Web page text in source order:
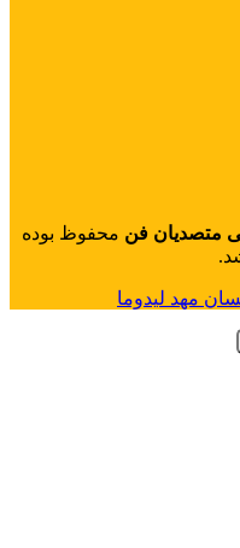
متصدیان فن محفوظ بوده
مهد لیدوما